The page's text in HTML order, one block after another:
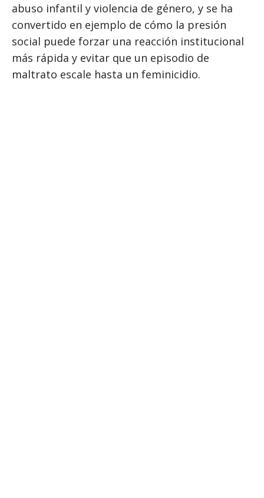
abuso infantil y violencia de género, y se ha
convertido en ejemplo de cómo la presión
social puede forzar una reacción institucional
más rápida y evitar que un episodio de
maltrato escale hasta un feminicidio.